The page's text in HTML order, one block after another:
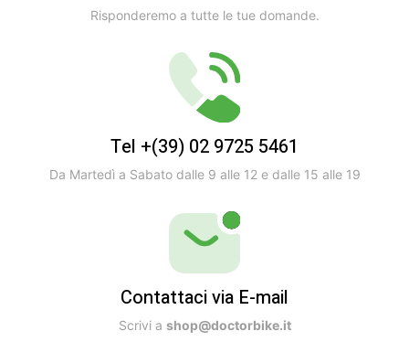
Risponderemo a tutte le tue domande.
Tel +(39) 02 9725 5461
Da Martedì a Sabato dalle 9 alle 12 e dalle 15 alle 19
Contattaci via E-mail
Scrivi a shop@doctorbike.it